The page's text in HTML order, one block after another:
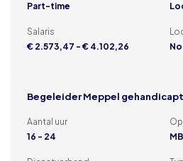
Part-time
Salaris
€ 2.573,47 - € 4.102,26
Begeleider Meppel
Aantal uur
16 - 24